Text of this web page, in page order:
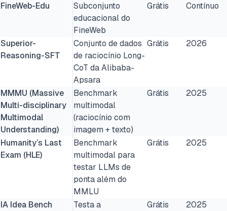
FineWeb-Edu
Subconjunto
educacional do
FineWeb
Grátis Contínuo
Superior-
Reasoning-SFT
Conjunto de dados
de raciocínio Long-
CoT da Alibaba-
Apsara
Grátis 2026
MMMU (Massive
Multi-disciplinary
Multimodal
Understanding)
Benchmark
multimodal
(raciocínio com
imagem + texto)
Grátis 2025
Humanity’s Last
Exam (HLE)
Benchmark
multimodal para
testar LLMs de
ponta além do
MMLU
Grátis 2025
IA Idea Bench
Testa a
Grátis
2025